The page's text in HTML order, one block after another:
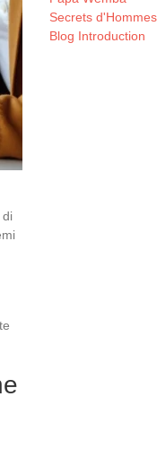
di
Secrets d'Hommes
Blog Introduction